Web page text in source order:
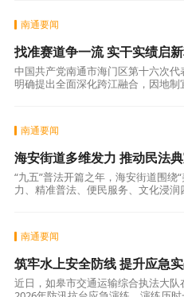
南通要闻
找准赛道争一流 实干实绩启
中国共产党南通市海门区第十六次代
明确提出全面深化跨江融合，因地
南通要闻
海安街道多维发力 推动民法
“九五”普法开篇之年，海安街道围绕
力、精准普法、便民服务、文化浸
南通要闻
筑牢水上安全防线 提升应急
近日，如皋市交通运输综合执法大